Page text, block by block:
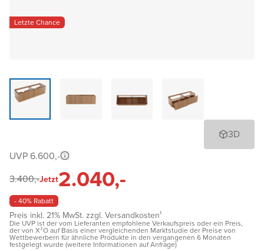
Letzte Chance
3D
UVP 6.600,-
3.400,-Jetzt2.040,-
- 40% Rabatt
Preis inkl. 21% MwSt. zzgl. Versandkosten¹
Die UVP ist der vom Lieferanten empfohlene Verkaufspreis oder ein Preis,
der von X²O auf Basis einer vergleichenden Marktstudie der Preise von
Wettbewerbern für ähnliche Produkte in den vergangenen 6 Monaten
festgelegt wurde (weitere Informationen auf Anfrage)